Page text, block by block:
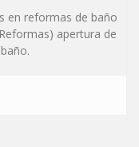
en reformas de baño
apertura de